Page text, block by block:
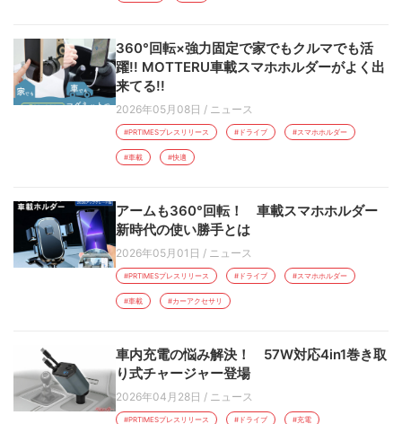
360°回転×強力固定で家でもクルマでも活
躍!! MOTTERU車載スマホホルダーがよく出
来てる!!
2026年05月08日 / ニュース
#PRTIMESプレスリリース #ドライブ #スマホホルダー
#車載 #快適
アームも360°回転！ 車載スマホホルダー
新時代の使い勝手とは
2026年05月01日 / ニュース
#PRTIMESプレスリリース #ドライブ #スマホホルダー
#車載 #カーアクセサリ
車内充電の悩み解決！ 57W対応4in1巻き取
り式チャージャー登場
2026年04月28日 / ニュース
#PRTIMESプレスリリース #ドライブ #充電